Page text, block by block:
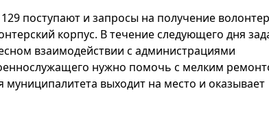
поступают и запросы на получение
корпус. В течение следующего дня
взаимодействии с администрациями
нужно помочь с мелким
выходит на место и оказывает